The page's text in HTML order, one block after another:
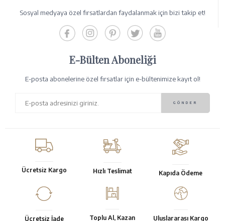
Sosyal medyaya özel fırsatlardan faydalanmak için bizi takip et!
E-Bülten Aboneliği
E-posta abonelerine özel fırsatlar için e-bültenimize kayıt ol!
Ücretsiz Kargo Hızlı Teslimat Kapıda Ödeme
Ücretsiz İade Toplu Al, Kazan Uluslararası Kargo